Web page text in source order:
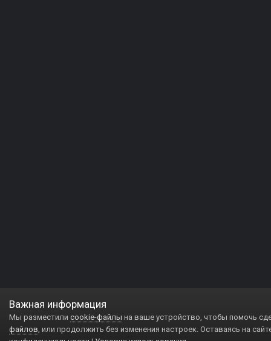
Важная информация
Мы разместили cookie-файлы на ваше устройство, чтобы помочь
файлов, или продолжить без изменения настроек. Оставаясь на